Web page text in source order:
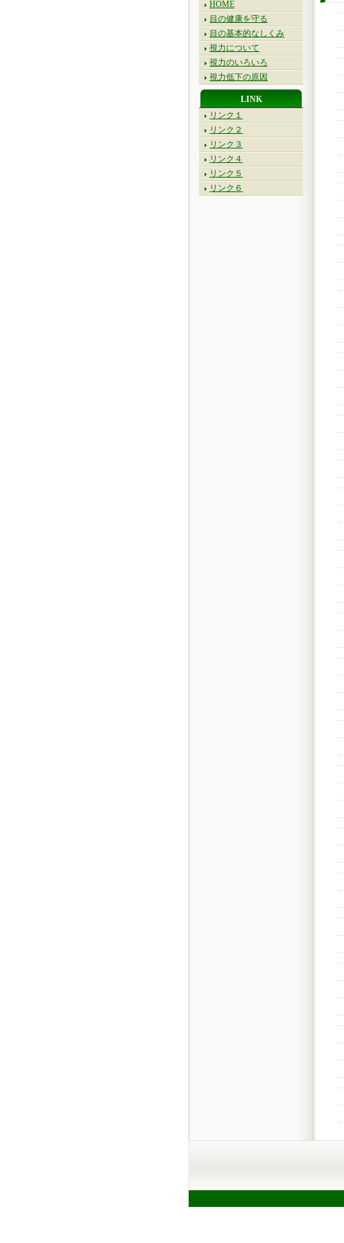
HOME
目の健康を守る
目の基本的なしくみ
視力について
視力のいろいろ
視力低下の原因
LINK
リンク１
リンク２
リンク３
リンク４
リンク５
リンク６